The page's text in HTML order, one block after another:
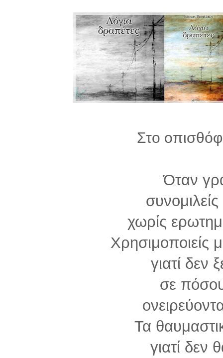
Στο
Όταν
χωρίς
Χρησιμοποιείς
γιατί δεν
σε
Τα
γιατί δεν